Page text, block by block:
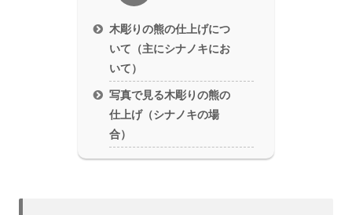
木彫りの熊の仕上げにつ
いて（主にシナノキにお
いて）
写真で見る木彫りの熊の
仕上げ（シナノキの場
合）